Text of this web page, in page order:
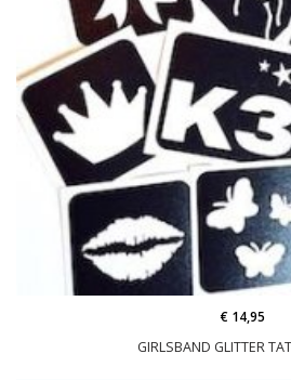
GIRLSBAND GLITTER
€ 14,95